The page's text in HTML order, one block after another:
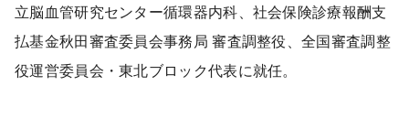
立脳血管研究センター循環器内科、社会保険診療報酬支
払基金秋田審査委員会事務局 審査調整役、全国審査調整
役運営委員会・東北ブロック代表に就任。